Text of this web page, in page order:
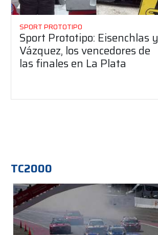
SPORT PROTOTIPO
Sport Prototipo: Eisenchlas y
Vázquez, los vencedores de
las finales en La Plata
TC2000